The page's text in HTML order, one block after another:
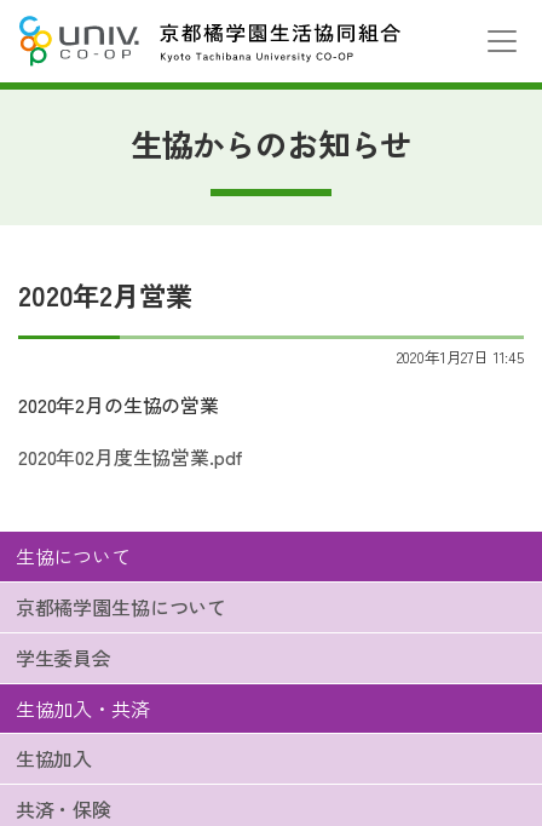
生協からのお知らせ
2020年2月営業
2020年1月27日 11:45
2020年2月の生協の営業
2020年02月度生協営業.pdf
生協について
京都橘学園生協について
学生委員会
生協加入・共済
生協加入
共済・保険